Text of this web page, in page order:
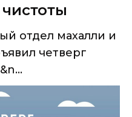
отдел махалли и
четверг